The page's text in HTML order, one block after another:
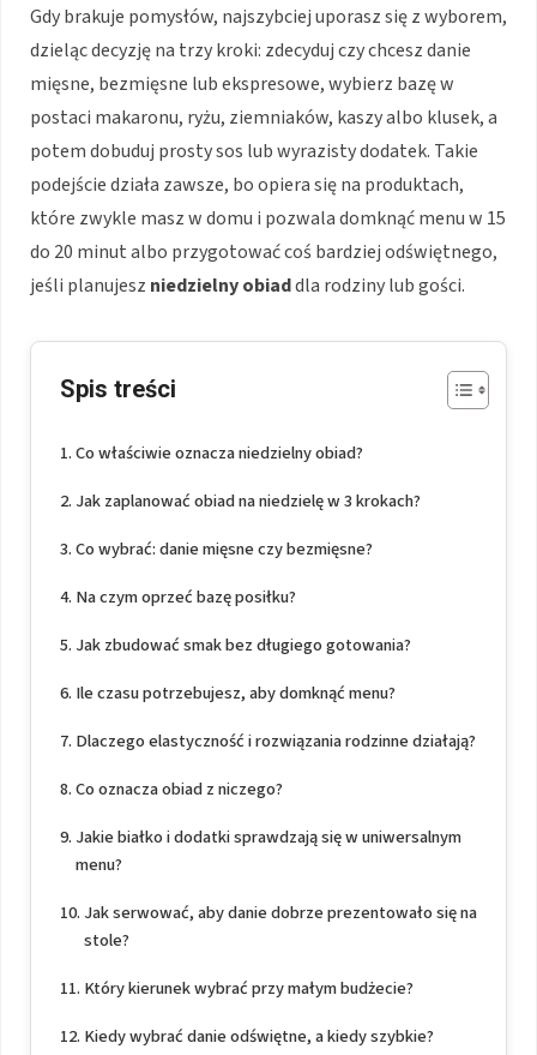
Gdy brakuje pomysłów, najszybciej uporasz się z wyborem,
dzieląc decyzję na trzy kroki: zdecyduj czy chcesz danie
mięsne, bezmięsne lub ekspresowe, wybierz bazę w
postaci makaronu, ryżu, ziemniaków, kaszy albo klusek, a
potem dobuduj prosty sos lub wyrazisty dodatek. Takie
podejście działa zawsze, bo opiera się na produktach,
które zwykle masz w domu i pozwala domknąć menu w 15
do 20 minut albo przygotować coś bardziej odświętnego,
jeśli planujesz niedzielny obiaddla rodziny lub gości.
Spis treści
Co właściwie oznacza niedzielny obiad?
Jak zaplanować obiad na niedzielę w 3 krokach?
Co wybrać: danie mięsne czy bezmięsne?
Na czym oprzeć bazę posiłku?
Jak zbudować smak bez długiego gotowania?
Ile czasu potrzebujesz, aby domknąć menu?
Dlaczego elastyczność i rozwiązania rodzinne działają?
Co oznacza obiad z niczego?
Jakie białko i dodatki sprawdzają się w uniwersalnym
menu?
Jak serwować, aby danie dobrze prezentowało się na
stole?
Który kierunek wybrać przy małym budżecie?
Kiedy wybrać danie odświętne, a kiedy szybkie?